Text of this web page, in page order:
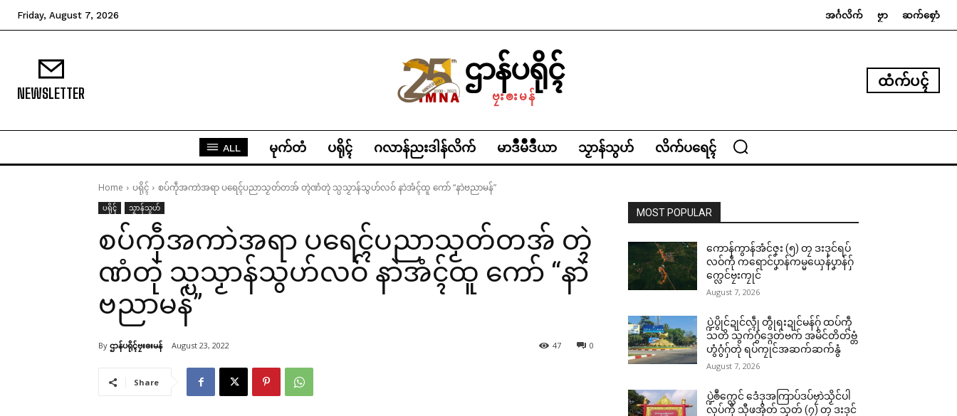
Friday, August 7, 2026 အၚ်္ဂလိက် ဗၟာ ဆက်စၠောံ
NEWSLETTER
ဌာန်ပရိုၚ်
ဗၠးၜးမန်
ထံက်ပၚ်
ALL မုက်တံ ပရိုၚ် ဂလာန်ညးဒါန်လိက် မာဒဳမဳဒဳယာ သၟာန်သွဟ် လိက်ပရေၚ်
Home ပရိုၚ် စပ်ကဵုအကာဲအရာ ပရေၚ်ပညာသၟတ်တအ် တ္ၚဲဏံတုဲ သ္ပသၟာန်သွဟ်လဝ် နာဲအံၚ်ထူ ကော် “နာဲဗညာမန်”
ပရိုၚ် သၟာန်သွဟ်
စပ်ကဵုအကာဲအရာ ပရေၚ်ပညာသၟတ်တအ် တ္ၚဲ
ဏံတုဲ သ္ပသၟာန်သွဟ်လဝ် နာဲအံၚ်ထူ ကော် “နာဲ
ဗညာမန်”
By ဌာန်ပရိုၚ်ဗၠးၜးမန် August 23, 2022 0
47
Share
MOST POPULAR
ကောန်ကွာန်အံင်ဇၞး (၅) တၠ ဒးဒုင်ရပ်
လဝ်ကဵု ကရောင်ပၞာန်ကမ္မယှေန်ပၞာန်ဂှ်
က္လေင်ဗၠးကၠုင်
August 7, 2026
ပ္ဍဲပွိုင်ဍုင်လ္ၚဵု တွဵုရးဍုင်မန်ဂှ် ထပ်ကဵု
သတိ သွက်ဂွံဒ္ဂေတ်ဗက် အမိင်တိတ်ဗ္တံ
ဟွံဂွံဂှ်တုဲ ရပ်ကၠုင်အဆက်ဆက်နွံ
August 7, 2026
ပ္ဍဲၜဳက္လေင် ဒေံဒုအကြာပ်ဒပ်ဗၠာဲသၟိင်ပါ
လုပ်ကီု သီုဖအိုတ် သၟတ် (၇) တၠ ဒးဒုင်